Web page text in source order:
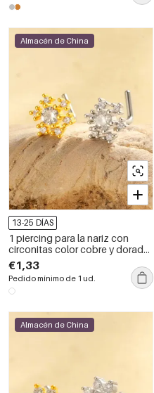
Almacén de China
13-25 DÍAS
1 piercing para la nariz con
circonitas color cobre y dorado
con forma de copo de nieve
para mujer
€1,33
Pedido mínimo de 1 ud.
Almacén de China